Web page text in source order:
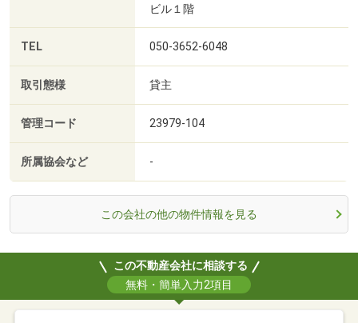
ビル１階
TEL 050-3652-6048
取引態様 貸主
管理コード 23979-104
所属協会など -
この会社の他の物件情報を見る
この不動産会社に相談する
無料・簡単入力2項目